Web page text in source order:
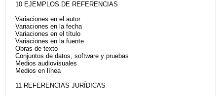
10 EJEMPLOS DE REFERENCIAS
Variaciones en el autor
Variaciones en la fecha
Variaciones en el título
Variaciones en la fuente
Obras de texto
Conjuntos de datos, software y pruebas
Medios audiovisuales
Medios en línea
11 REFERENCIAS JURÍDICAS